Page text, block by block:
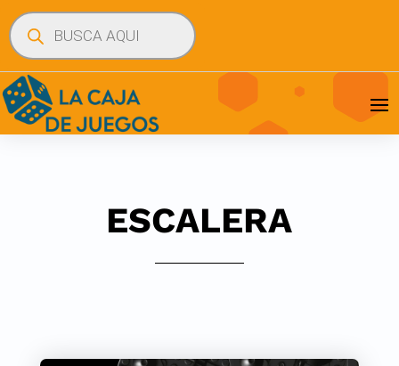
Búsqueda
de
productos
ESCALERA